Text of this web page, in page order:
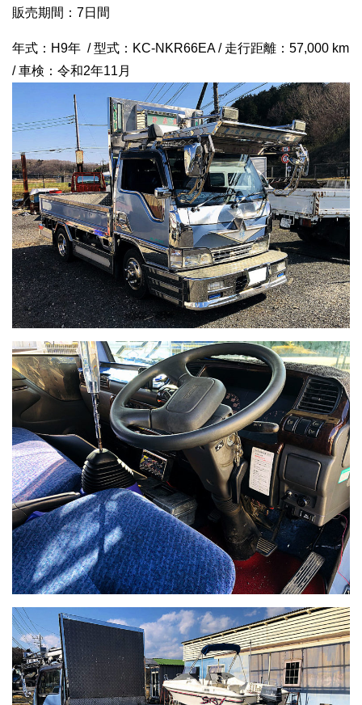
販売期間：7日間
年式：H9年 / 型式：KC-NKR66EA / 走行距離：57,000 km
/ 車検：令和2年11月